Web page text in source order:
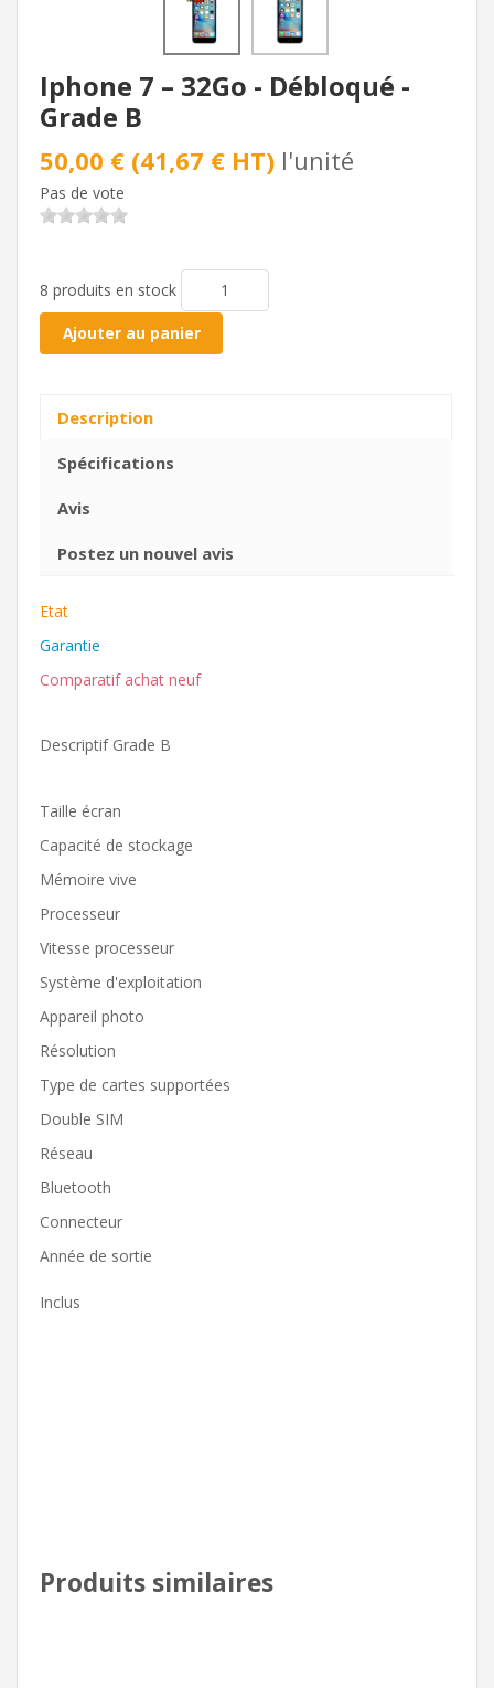
Iphone 7 – 32Go - Débloqué -
Grade B
50,00 € (41,67 € HT) l'unité
Pas de vote
8 produits en stock
Ajouter au panier
Description
Spécifications
Avis
Postez un nouvel avis
Etat
Garantie
Comparatif achat neuf
Descriptif Grade B
Taille écran
Capacité de stockage
Mémoire vive
Processeur
Vitesse processeur
Système d'exploitation
Appareil photo
Résolution
Type de cartes supportées
Double SIM
Réseau
Bluetooth
Connecteur
Année de sortie
Inclus
Produits similaires